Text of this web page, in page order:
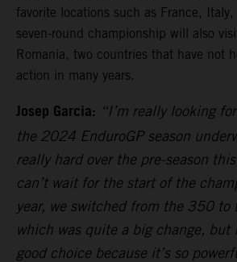
favorite locations such as France,
seven-round championship will also
Romania, two countries that have not
action in many years.
Josep Garcia: “I’m really looking
the 2024 EnduroGP season
really hard over the pre-season
can’t wait for the start of the
year, we switched from the 350 to
which was quite a big change,
good choice because it’s so